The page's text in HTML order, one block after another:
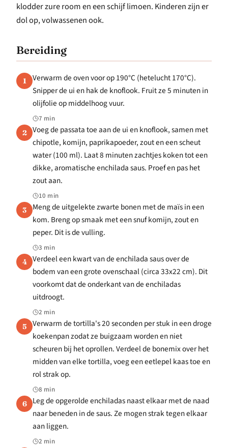
klodder zure room en een schijf limoen. Kinderen zijn er
dol op, volwassenen ook.
Bereiding
1
Verwarm de oven voor op 190°C (hetelucht 170°C).
Snipper de ui en hak de knoflook. Fruit ze 5 minuten in
olijfolie op middelhoog vuur.
7 min
2
Voeg de passata toe aan de ui en knoflook, samen met
chipotle, komijn, paprikapoeder, zout en een scheut
water (100 ml). Laat 8 minuten zachtjes koken tot een
dikke, aromatische enchilada saus. Proef en pas het
zout aan.
10 min
3
Meng de uitgelekte zwarte bonen met de maïs in een
kom. Breng op smaak met een snuf komijn, zout en
peper. Dit is de vulling.
3 min
4
Verdeel een kwart van de enchilada saus over de
bodem van een grote ovenschaal (circa 33x22 cm). Dit
voorkomt dat de onderkant van de enchiladas
uitdroogt.
2 min
5
Verwarm de tortilla's 20 seconden per stuk in een droge
koekenpan zodat ze buigzaam worden en niet
scheuren bij het oprollen. Verdeel de bonemix over het
midden van elke tortilla, voeg een eetlepel kaas toe en
rol strak op.
8 min
6
Leg de opgerolde enchiladas naast elkaar met de naad
naar beneden in de saus. Ze mogen strak tegen elkaar
aan liggen.
2 min